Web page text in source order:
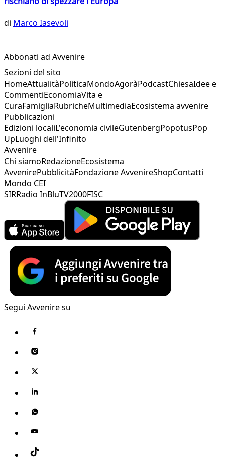
di Marco Iasevoli
Abbonati ad Avvenire
Sezioni del sito
HomeAttualitàPoliticaMondoAgoràPodcastChiesaIdee e
CommentiEconomiaVita e
CuraFamigliaRubricheMultimediaEcosistema avvenire
Pubblicazioni
Edizioni localiL'economia civileGutenbergPopotusPop
UpLuoghi dell'Infinito
Avvenire
Chi siamoRedazioneEcosistema
AvvenirePubblicitàFondazione AvvenireShopContatti
Mondo CEI
SIRRadio InBluTV2000FISC
Segui Avvenire su